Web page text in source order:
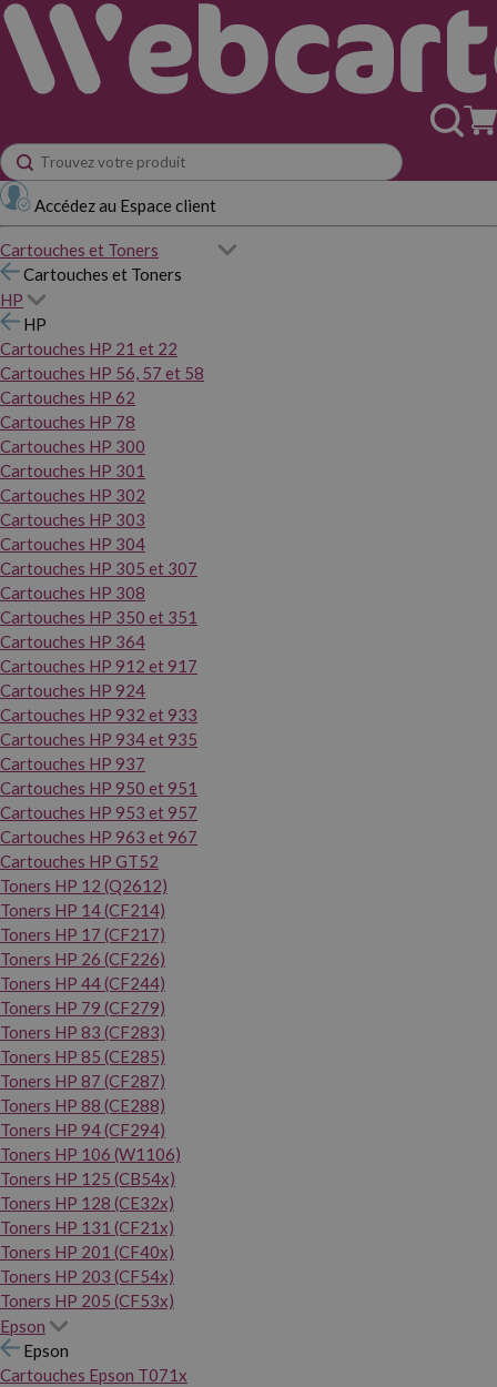
Accédez au Espace client
Cartouches et Toners
Cartouches et Toners
HP
HP
Cartouches HP 21 et 22
Cartouches HP 56, 57 et 58
Cartouches HP 62
Cartouches HP 78
Cartouches HP 300
Cartouches HP 301
Cartouches HP 302
Cartouches HP 303
Cartouches HP 304
Cartouches HP 305 et 307
Cartouches HP 308
Cartouches HP 350 et 351
Cartouches HP 364
Cartouches HP 912 et 917
Cartouches HP 924
Cartouches HP 932 et 933
Cartouches HP 934 et 935
Cartouches HP 937
Cartouches HP 950 et 951
Cartouches HP 953 et 957
Cartouches HP 963 et 967
Cartouches HP GT52
Toners HP 12 (Q2612)
Toners HP 14 (CF214)
Toners HP 17 (CF217)
Toners HP 26 (CF226)
Toners HP 44 (CF244)
Toners HP 79 (CF279)
Toners HP 83 (CF283)
Toners HP 85 (CE285)
Toners HP 87 (CF287)
Toners HP 88 (CE288)
Toners HP 94 (CF294)
Toners HP 106 (W1106)
Toners HP 125 (CB54x)
Toners HP 128 (CE32x)
Toners HP 131 (CF21x)
Toners HP 201 (CF40x)
Toners HP 203 (CF54x)
Toners HP 205 (CF53x)
Epson
Epson
Cartouches Epson T071x